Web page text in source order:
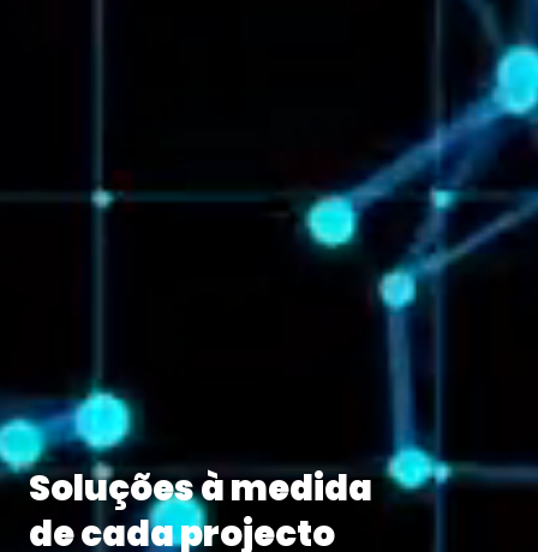
Soluções à medida
de cada projecto